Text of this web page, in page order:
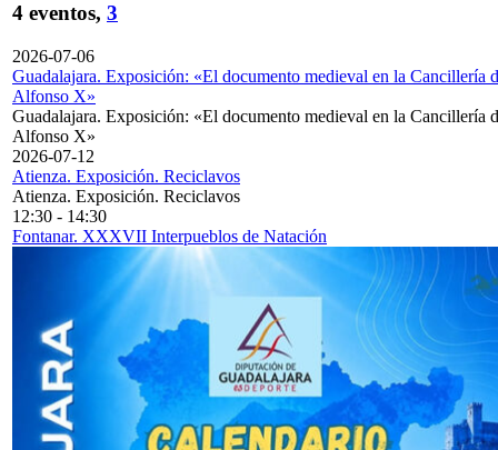
4 eventos, 3
2026-07-06
Guadalajara. Exposición: «El documento medieval en la Cancillería
Alfonso X»
Guadalajara. Exposición: «El documento medieval en la Cancillería
Alfonso X»
2026-07-12
Atienza. Exposición. Reciclavos
Atienza. Exposición. Reciclavos
12:30 - 14:30
Fontanar. XXXVII Interpueblos de Natación